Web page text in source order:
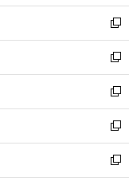
し
い
ウ
ィ
ン
ド
ウ
で
開
く
新
し
い
ウ
ィ
ン
ド
ウ
で
開
新
し
い
ウ
ィ
ン
ド
ウ
新
し
い
ウ
ィ
新
し
い
新